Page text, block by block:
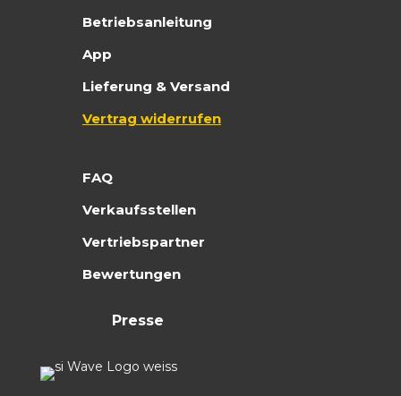
Betriebsanleitung
App
Lieferung & Versand
Vertrag widerrufen
FAQ
Verkaufsstellen
Vertriebspartner
Bewertungen
Presse